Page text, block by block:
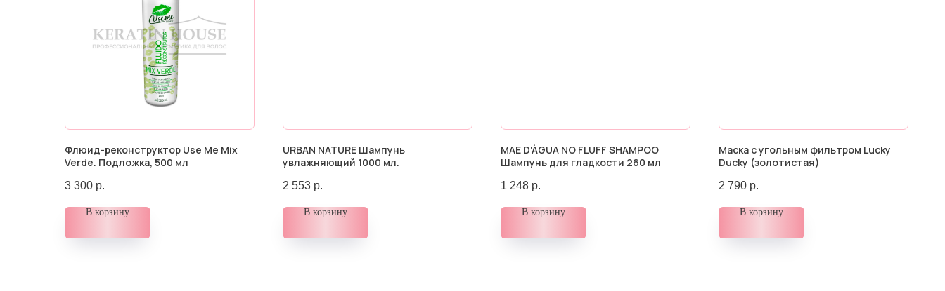
Флюид-реконструктор Use Me Mix
Verde. Подложка, 500 мл
3 300 р.
В корзину
URBAN NATURE Шампунь
увлажняющий 1000 мл.
2 553 р.
В корзину
MAE D'ÀGUA NO FLUFF SHAMPOO
Шампунь для гладкости 260 мл
1 248 р.
В корзину
Маска с угольным фильтром Lucky
Ducky (золотистая)
2 790 р.
В корзину